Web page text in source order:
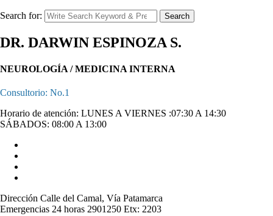
Search for: Search
DR. DARWIN ESPINOZA S.
NEUROLOGÍA / MEDICINA INTERNA
Consultorio: No.1
Horario de atención: LUNES A VIERNES :07:30 A 14:30
SÁBADOS: 08:00 A 13:00
Dirección Calle del Camal, Vía Patamarca
Emergencias 24 horas 2901250 Etx: 2203